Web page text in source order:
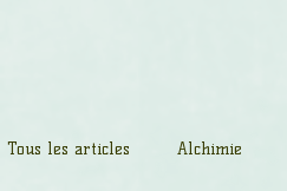
Tous les articles Alchimie